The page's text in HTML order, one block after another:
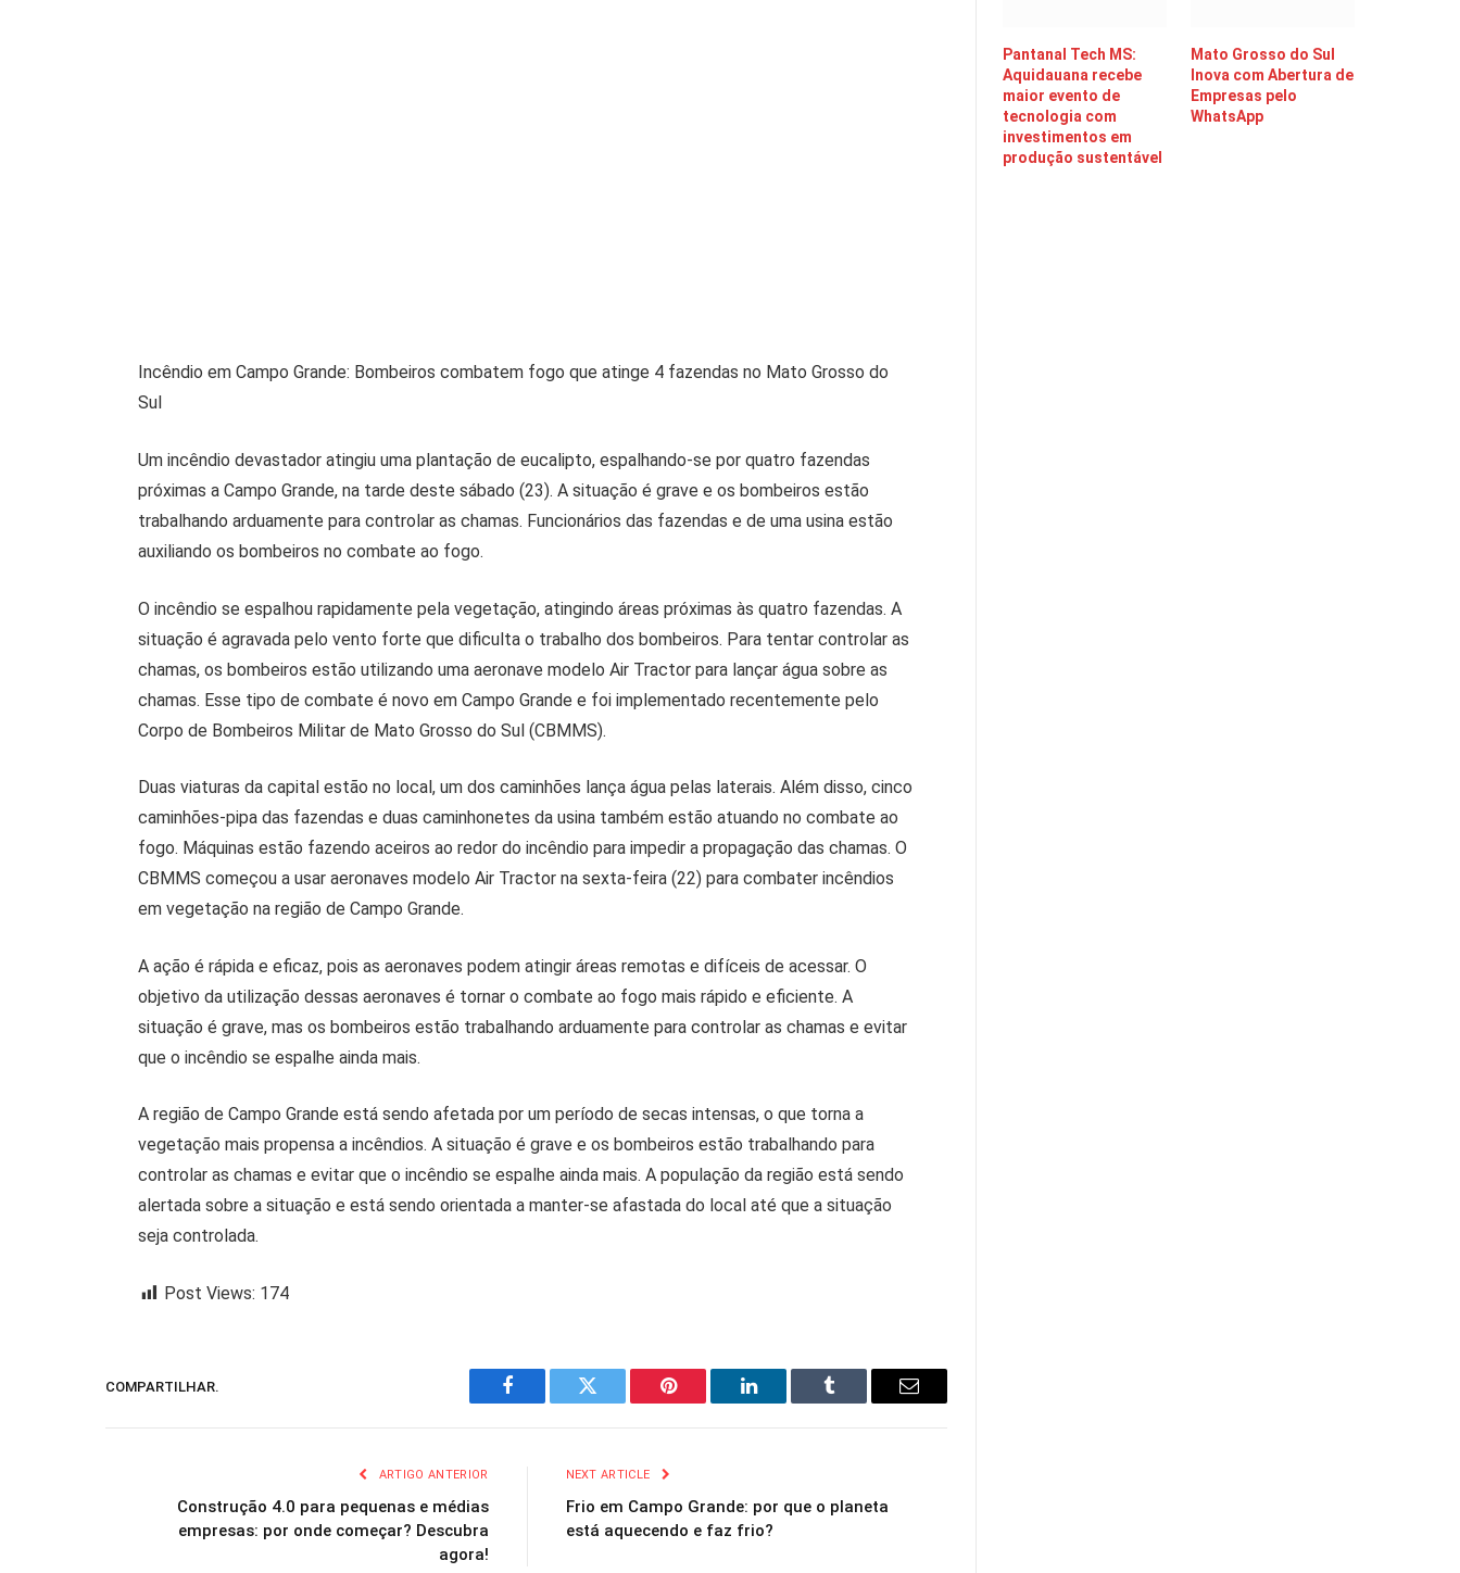
Incêndio em Campo Grande: Bombeiros combatem fogo que atinge 4 fazendas no Mato Grosso do
Sul
Um incêndio devastador atingiu uma plantação de eucalipto, espalhando-se por quatro fazendas
próximas a Campo Grande, na tarde deste sábado (23). A situação é grave e os bombeiros estão
trabalhando arduamente para controlar as chamas. Funcionários das fazendas e de uma usina estão
auxiliando os bombeiros no combate ao fogo.
O incêndio se espalhou rapidamente pela vegetação, atingindo áreas próximas às quatro fazendas. A
situação é agravada pelo vento forte que dificulta o trabalho dos bombeiros. Para tentar controlar as
chamas, os bombeiros estão utilizando uma aeronave modelo Air Tractor para lançar água sobre as
chamas. Esse tipo de combate é novo em Campo Grande e foi implementado recentemente pelo
Corpo de Bombeiros Militar de Mato Grosso do Sul (CBMMS).
Duas viaturas da capital estão no local, um dos caminhões lança água pelas laterais. Além disso, cinco
caminhões-pipa das fazendas e duas caminhonetes da usina também estão atuando no combate ao
fogo. Máquinas estão fazendo aceiros ao redor do incêndio para impedir a propagação das chamas. O
CBMMS começou a usar aeronaves modelo Air Tractor na sexta-feira (22) para combater incêndios
em vegetação na região de Campo Grande.
A ação é rápida e eficaz, pois as aeronaves podem atingir áreas remotas e difíceis de acessar. O
objetivo da utilização dessas aeronaves é tornar o combate ao fogo mais rápido e eficiente. A
situação é grave, mas os bombeiros estão trabalhando arduamente para controlar as chamas e evitar
que o incêndio se espalhe ainda mais.
A região de Campo Grande está sendo afetada por um período de secas intensas, o que torna a
vegetação mais propensa a incêndios. A situação é grave e os bombeiros estão trabalhando para
controlar as chamas e evitar que o incêndio se espalhe ainda mais. A população da região está sendo
alertada sobre a situação e está sendo orientada a manter-se afastada do local até que a situação
seja controlada.
Post Views: 174
COMPARTILHAR.
Facebook Twitter Pinterest LinkedIn Tumblr Email
ARTIGO ANTERIOR
Construção 4.0 para pequenas e médias
empresas: por onde começar? Descubra
agora!
NEXT ARTICLE
Frio em Campo Grande: por que o planeta
está aquecendo e faz frio?
Pantanal Tech MS:
Aquidauana recebe
maior evento de
tecnologia com
investimentos em
produção sustentável
Mato Grosso do Sul
Inova com Abertura de
Empresas pelo
WhatsApp